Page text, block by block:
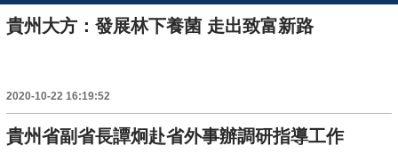
貴州大方：發展林下養菌 走出致富新路
2020-10-22 16:19:52
貴州省副省長譚炯赴省外事辦調研指導工作